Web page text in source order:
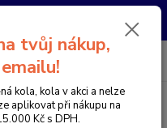
si prosím zavolejte dopředu.
Menu
tvůj nákup,
kola, kola v akci a nelze
aplikovat při nákupu na
Kč s DPH.